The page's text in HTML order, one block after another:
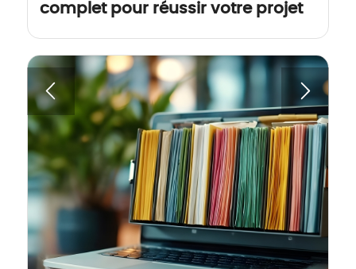
complet pour réussir votre projet